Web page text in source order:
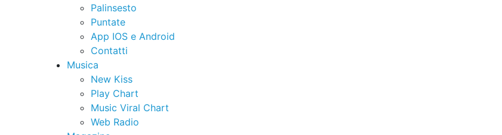
Palinsesto
Puntate
App IOS e Android
Contatti
Musica
New Kiss
Play Chart
Music Viral Chart
Web Radio